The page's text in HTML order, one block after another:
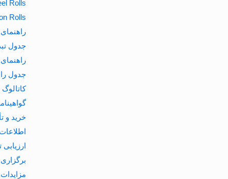
Rolls
Rolls
جدول
جدول
کاتالوگ
خرید و
ارزیابی
مزایدات